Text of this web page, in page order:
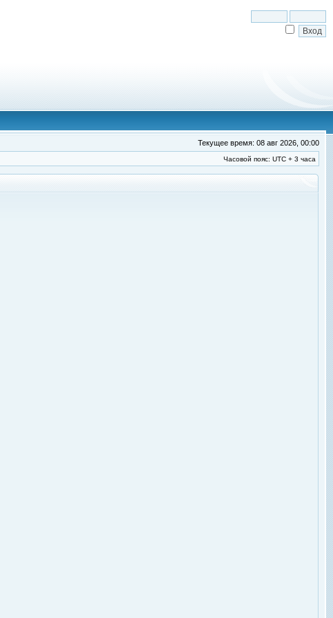
Текущее время: 08 авг 2026, 00:00
Часовой пояс: UTC + 3 часа